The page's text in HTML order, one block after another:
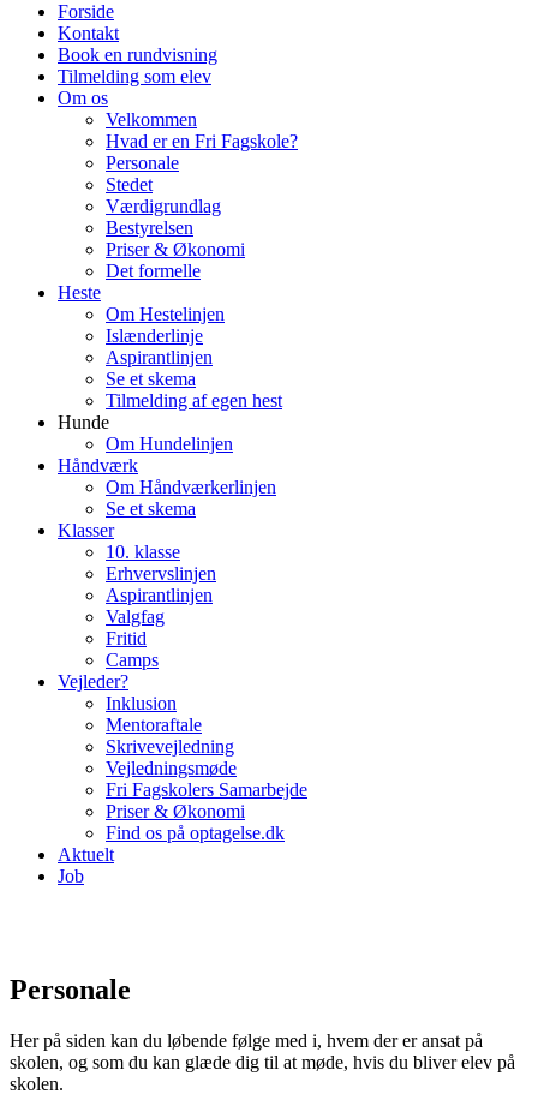
Forside
Kontakt
Book en rundvisning
Tilmelding som elev
Om os
Velkommen
Hvad er en Fri Fagskole?
Personale
Stedet
Værdigrundlag
Bestyrelsen
Priser & Økonomi
Det formelle
Heste
Om Hestelinjen
Islænderlinje
Aspirantlinjen
Se et skema
Tilmelding af egen hest
Hunde
Om Hundelinjen
Håndværk
Om Håndværkerlinjen
Se et skema
Klasser
10. klasse
Erhvervslinjen
Aspirantlinjen
Valgfag
Fritid
Camps
Vejleder?
Inklusion
Mentoraftale
Skrivevejledning
Vejledningsmøde
Fri Fagskolers Samarbejde
Priser & Økonomi
Find os på optagelse.dk
Aktuelt
Job
Personale
Her på siden kan du løbende følge med i, hvem der er ansat på
skolen, og som du kan glæde dig til at møde, hvis du bliver elev på
skolen.